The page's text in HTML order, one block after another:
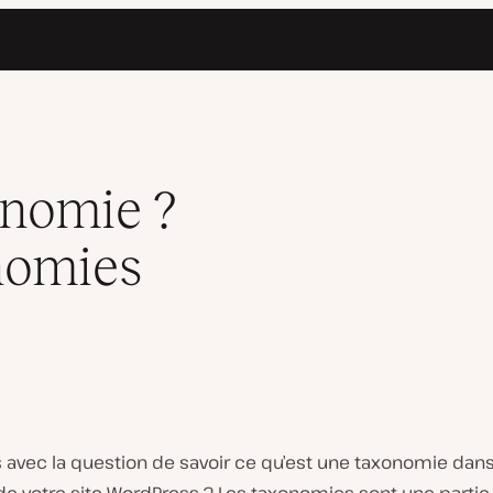
?
avec la question de savoir ce qu’est une taxonomie